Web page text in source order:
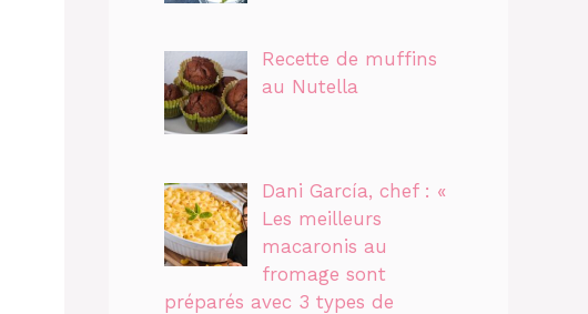
Recette de muffins
au Nutella
Dani García, chef : «
Les meilleurs
macaronis au
fromage sont
préparés avec 3 types de